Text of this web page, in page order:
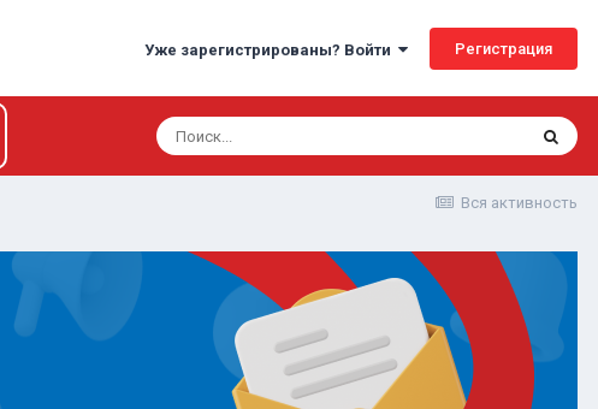
Уже зарегистрированы? Войти Регистрация
Вся активность